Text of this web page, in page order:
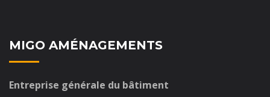
MIGO AMÉNAGEMENTS
Entreprise générale du bâtiment